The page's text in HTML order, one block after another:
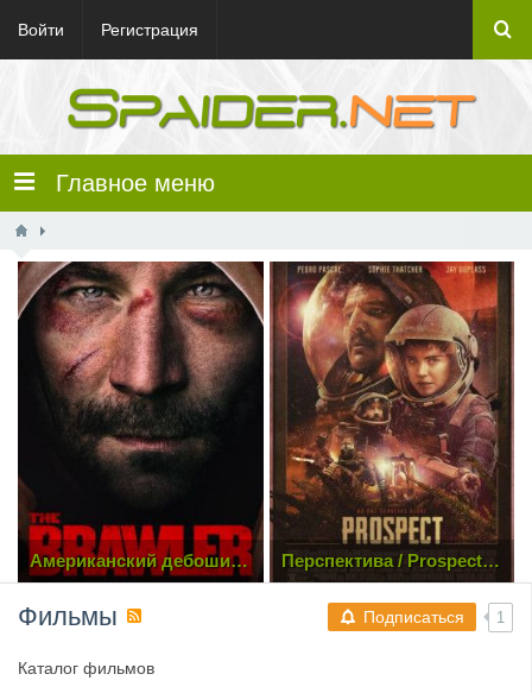
Войти Регистрация
Главное меню
Американский дебошир /
Brawler (2018) WEBRip |
Перспектива / Prospect
(2018) WEB-DLRip | L
Подписаться 1
Фильмы
Каталог фильмов